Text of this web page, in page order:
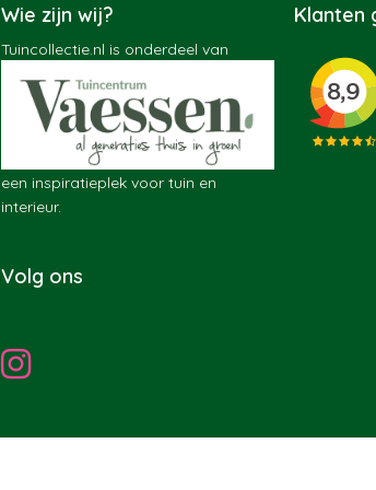
Wie zijn wij?
Tuincollectie.nl is onderdeel van
een inspiratieplek voor tuin en
interieur.
Volg ons
Klanten